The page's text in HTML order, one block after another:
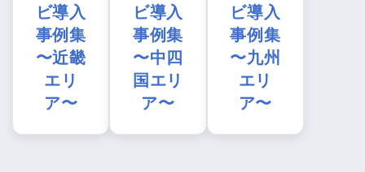
ビ導入
事例集
〜近畿
エリ
ア〜
ビ導入
事例集
〜中四
国エリ
ア〜
ビ導入
事例集
〜九州
エリ
ア〜